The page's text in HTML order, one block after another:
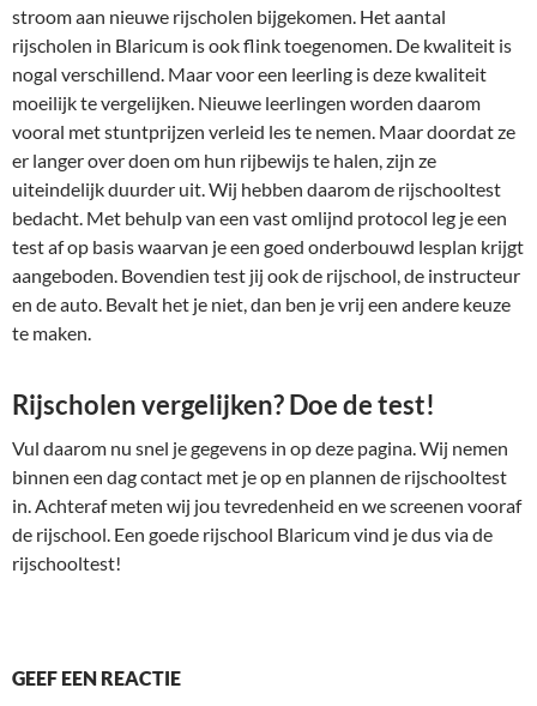
stroom aan nieuwe rijscholen bijgekomen. Het aantal
rijscholen in Blaricum is ook flink toegenomen. De kwaliteit is
nogal verschillend. Maar voor een leerling is deze kwaliteit
moeilijk te vergelijken. Nieuwe leerlingen worden daarom
vooral met stuntprijzen verleid les te nemen. Maar doordat ze
er langer over doen om hun rijbewijs te halen, zijn ze
uiteindelijk duurder uit. Wij hebben daarom de rijschooltest
bedacht. Met behulp van een vast omlijnd protocol leg je een
test af op basis waarvan je een goed onderbouwd lesplan krijgt
aangeboden. Bovendien test jij ook de rijschool, de instructeur
en de auto. Bevalt het je niet, dan ben je vrij een andere keuze
te maken.
Rijscholen vergelijken? Doe de test!
Vul daarom nu snel je gegevens in op deze pagina. Wij nemen
binnen een dag contact met je op en plannen de rijschooltest
in. Achteraf meten wij jou tevredenheid en we screenen vooraf
de rijschool. Een goede rijschool Blaricum vind je dus via de
rijschooltest!
GEEF EEN REACTIE